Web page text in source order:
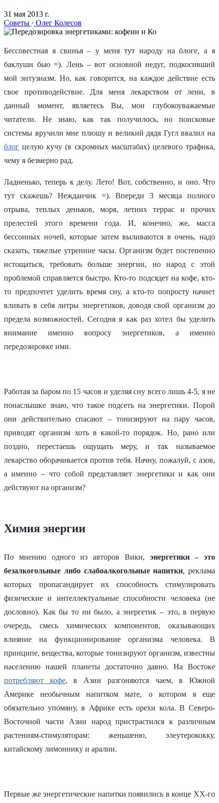
31 мая 2013 г.
Советы · Олег Колесов
Бессовестная я свинья – у меня тут народу на блоге, а я
баклуши бью =). Лень – вот основной недуг, подкосивший
мой энтузиазм. Но, как говорится, на каждое действие есть
свое противодействие. Для меня лекарством от лени, в
данный момент, являетесь Вы, мои глубокоуважаемые
читатели. Не знаю, как так получилось, но поисковые
системы вручили мне плюшу и великий дядя Гугл ввалил на
блог целую кучу (в скромных масштабах) целевого трафика,
чему я безмерно рад.
Ладненько, теперь к делу. Лето! Вот, собственно, и оно. Что
тут скажешь? Нежданчик =). Впереди 3 месяца полного
отрыва, теплых деньков, моря, летних террас и прочих
прелестей этого времени года. И, конечно, же, масса
бессонных ночей, которые затем выливаются в очень, надо
сказать, тяжелые утренние часы. Организм будет постепенно
истощаться, требовать больше энергии, но народ с этой
проблемой справляется быстро. Кто-то подсядет на кофе, кто-
то предпочтет уделить время сну, а кто-то попросту начнет
вливать в себя литры энергетиков, доводя свой организм до
предела возможностей. Сегодня я как раз хотел бы уделить
внимание именно вопросу энергетиков, а именно
передозировке ими.
Работая за баром по 15 часов и уделяя сну всего лишь 4-5, я не
понаслышке знаю, что такое подсеть на энергетики. Порой
они действительно спасают – тонизируют на пару часов,
приводят организм хоть в какой-то порядок. Но, рано или
поздно, перестаешь ощущать меру, и так называемое
лекарство оборачивается против тебя. Начну, пожалуй, с азов,
а именно – что собой представляет энергетики и как они
действуют на организм?
Химия энергии
По мнению одного из авторов Вики, энергетики – это
безалкогольные либо слабоалкогольные напитки, реклама
которых пропагандирует их способность стимулировать
физические и интеллектуальные способности человека (не
дословно). Как бы то ни было, а энергетик – это, в первую
очередь, смесь химических компонентов, оказывающих
влияние на функционирование организма человека. В
принципе, вещества, которые тонизируют организм, известны
населению нашей планеты достаточно давно. На Востоке
потребляют кофе, в Азии разгоняются чаем, в Южной
Америке необычным напитком мате, о котором я еще
обязательно упомяну, в Африке есть орехи кола. В Северо-
Восточной части Азии народ пристрастился к различным
растениям-стимуляторам: женьшеню, элеутерококку,
китайскому лимоннику и аралии.
Первые же энергетические напитки появились в конце XX-го